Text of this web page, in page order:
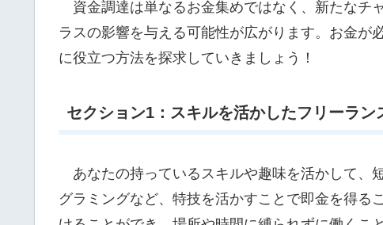
資金調達は単なるお金集めではなく、新たなチ
ラスの影響を与える可能性が広がります。お金
に役立つ方法を探求していきましょう！
セクション1：スキルを活かしたフリーラン
あなたの持っているスキルや趣味を活かして、
グラミングなど、特技を活かすことで即金を得る